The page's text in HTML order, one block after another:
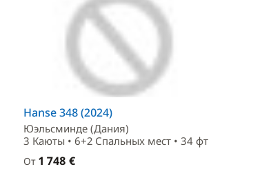
Hanse 348 (2024)
Юэльсминде (Дания)
3 Каюты • 6+2 Спальныx мест • 34 фт
От 1 748 €